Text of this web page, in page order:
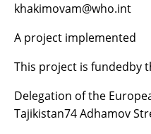
khakimovam@who.int
A project implemented
This project is fundedby
Delegation of the
Tajikistan74 Adhamov